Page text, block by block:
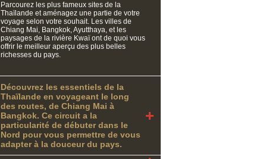
Parcourez les plus fameux sites de la
Thaïlande et aménagez une partie de votre
voyage selon votre souhait. Les villes de
Chiang Mai, Bangkok, Ayutthaya, et les
paysages de la rivière Kwaï ont de quoi vous
offrir le meilleur aperçu des plus belles
richesses du pays.
Découvrez les essentiels de la
Thaïlande en voyageant le long
des routes, de Chiang Mai à
Bangkok. Ce circuit a la
particularité de débuter dans le
Nord pour vous permettre de vous
adapter à la douceur du pays.